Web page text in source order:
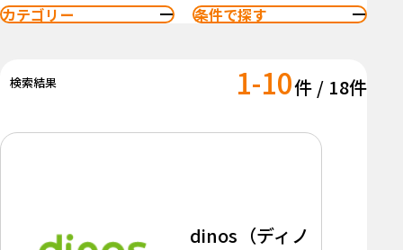
カテゴリー 条件で探す
検索結果 1-10件 / 18件
dinos（ディノ